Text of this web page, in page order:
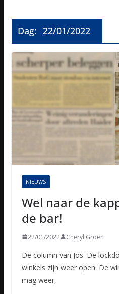
Dag: 22/01/2022
NIEUWS
Wel naar de
de bar!
22/01/2022 Cheryl Groen
De column van Jos. De
winkels zijn weer open. De
mag weer,